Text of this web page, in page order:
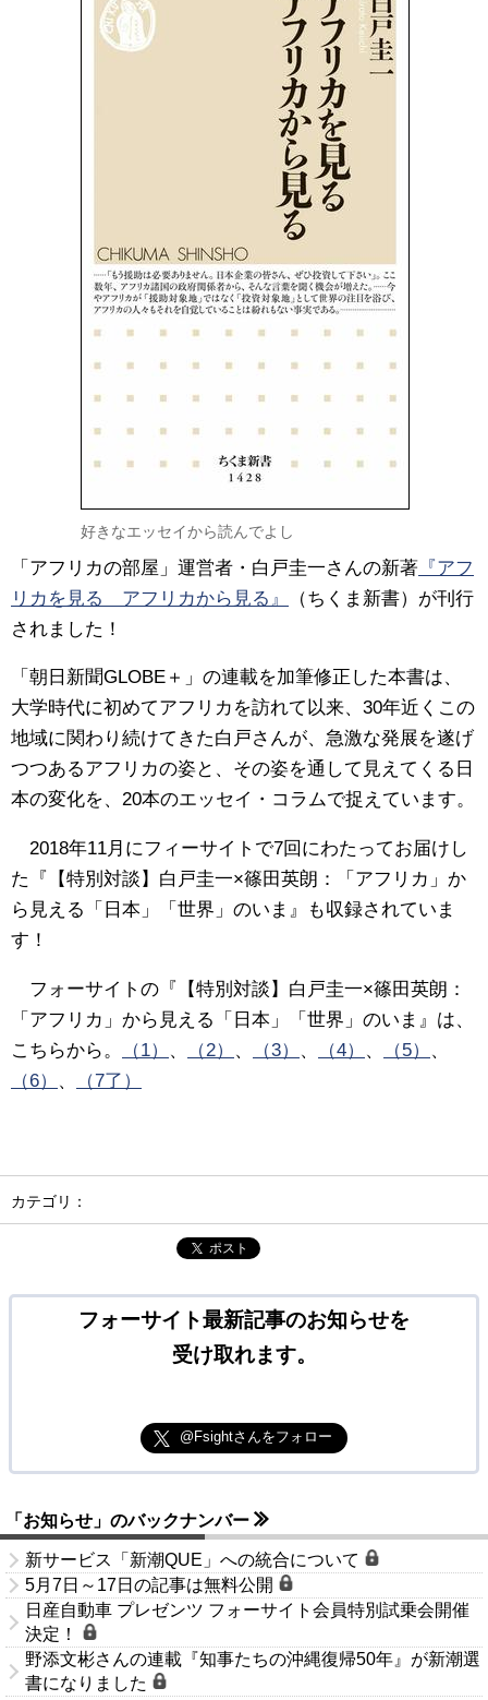
好きなエッセイから読んでよし
「アフリカの部屋」運営者・白戸圭一さんの新著 『アフ
リカを見る アフリカから見る』
（ちくま新書）が刊行
されました！
「朝日新聞GLOBE＋」の連載を加筆修正した本書は、
大学時代に初めてアフリカを訪れて以来、30年近くこの
地域に関わり続けてきた白戸さんが、急激な発展を遂げ
つつあるアフリカの姿と、その姿を通して見えてくる日
本の変化を、20本のエッセイ・コラムで捉えています。
2018年11月にフィーサイトで7回にわたってお届けし
た『【特別対談】白戸圭一×篠田英朗：「アフリカ」か
ら見える「日本」「世界」のいま』も収録されていま
す！
フォーサイトの『【特別対談】白戸圭一×篠田英朗：
「アフリカ」から見える「日本」「世界」のいま』は、
こちらから。
（1） 、 （2） 、 （3） 、 （4） 、 （5）
、
（6）
、 （7了）
カテゴリ：
ポスト
フォーサイト最新記事のお知らせを
受け取れます。
@Fsightさんをフォロー
「お知らせ」のバックナンバー
新サービス「新潮QUE」への統合について
5月7日～17日の記事は無料公開
日産自動車 プレゼンツ フォーサイト会員特別試乗会開催
決定！
野添文彬さんの連載『知事たちの沖縄復帰50年』が新潮選
書になりました